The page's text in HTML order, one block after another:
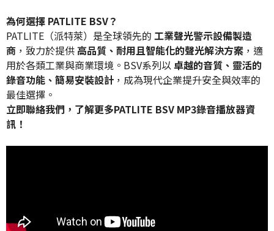
為何選擇 PATLITE BSV？
PATLITE（派特萊）是全球領先的 工業聲光警示設備製造
商 ，致力於提供高品質、耐用且智能化的聲光解決方案 ，適
用於各類工業與商業環境。BSV系列以卓越的音質、靈活的
錄音功能、簡易安裝設計 ，成為現代企業提升安全與效率的
最佳選擇。
立即聯絡我們，了解更多PATLITE BSV MP3錄音播放器資
訊！